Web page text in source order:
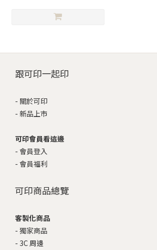
跟可印一起印
- 關於可印
- 新品上市
可印會員看這邊
- 會員登入
- 會員福利
可印商品總覽
客製化商品
- 獨家商品
- 3C 周邊